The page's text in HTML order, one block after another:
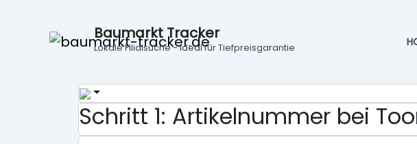
Baumarkt Tracker
Lokale Filialsuche - ideal für Tiefpreisgarantie
Schritt 1: Artikelnummer bei